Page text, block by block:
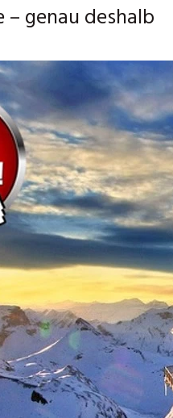
– genau deshalb